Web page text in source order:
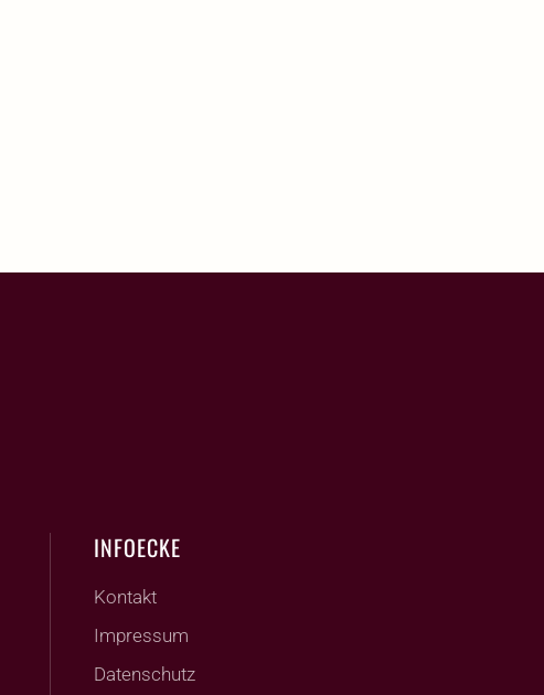
INFOECKE
Kontakt
Impressum
Datenschutz